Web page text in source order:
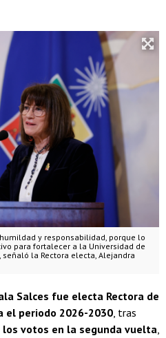
y responsabilidad, porque lo
para fortalecer a la Universidad de
la Rectora electa, Alejandra
Salces fue electa Rectora de
el periodo 2026-2030, tras
los votos en la segunda vuelta,